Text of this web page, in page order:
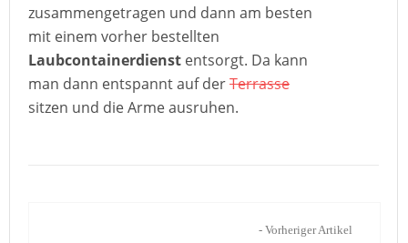
zusammengetragen und dann am besten
mit einem vorher bestellten
Laubcontainerdienst entsorgt. Da kann
man dann entspannt auf derTerrasse
sitzen und die Arme ausruhen.
- Vorheriger Artikel